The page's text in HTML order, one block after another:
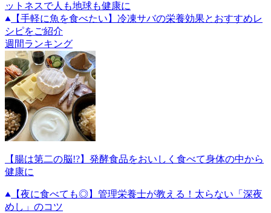
ットネスで人も地球も健康に
【手軽に魚を食べたい】冷凍サバの栄養効果とおすすめレ
シピをご紹介
週間ランキング
【腸は第二の脳!?】発酵食品をおいしく食べて身体の中から
健康に
【夜に食べても◎】管理栄養士が教える！太らない「深夜
めし」のコツ